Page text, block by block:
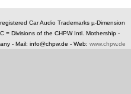
Car Audio Trademarks µ-Dimension
= Divisions of the CHPW Intl. Mothership -
- Mail: info@chpw.de - Web: www.chpw.de